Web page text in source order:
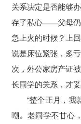
关系决定是否能够
存了私心——父母仍
急上火的时候？上
说是床位紧张，多
次，外公家房产证
长同学的关系，才妥
“整个正月，我
嘲。老同学不甘心